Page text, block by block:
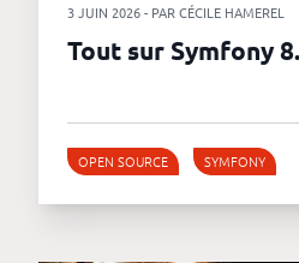
3 JUIN 2026 - PAR CÉCILE HAMEREL
Tout sur Symfony
OPEN SOURCE SYMFONY